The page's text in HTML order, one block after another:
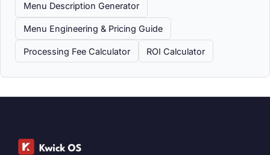
Menu Description Generator
Menu Engineering & Pricing Guide
Processing Fee Calculator ROI Calculator